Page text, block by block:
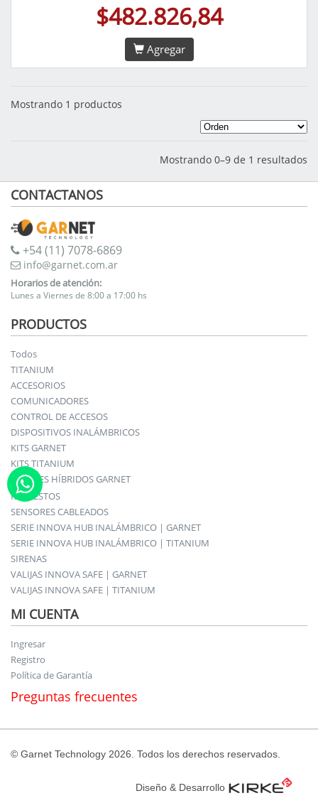
$482.826,84
Agregar
Mostrando 1 productos
Mostrando 0–9 de 1 resultados
CONTACTANOS
+54 (11) 7078-6869
info@garnet.com.ar
Horarios de atención:
Lunes a Viernes de 8:00 a 17:00 hs
PRODUCTOS
Todos
TITANIUM
ACCESORIOS
COMUNICADORES
CONTROL DE ACCESOS
DISPOSITIVOS INALÁMBRICOS
KITS GARNET
KITS TITANIUM
PANELES HÍBRIDOS GARNET
REPUESTOS
SENSORES CABLEADOS
SERIE INNOVA HUB INALÁMBRICO | GARNET
SERIE INNOVA HUB INALÁMBRICO | TITANIUM
SIRENAS
VALIJAS INNOVA SAFE | GARNET
VALIJAS INNOVA SAFE | TITANIUM
MI CUENTA
Ingresar
Registro
Política de Garantía
Preguntas frecuentes
© Garnet Technology 2026. Todos los derechos reservados.
Diseño & Desarrollo